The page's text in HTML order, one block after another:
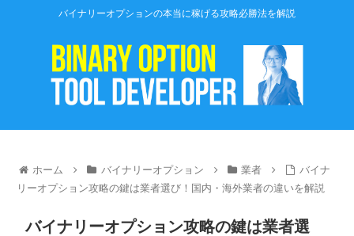
バイナリーオプションの本当に稼げる攻略必勝法を解説
ホーム バイナリーオプション 業者
バイナ
リーオプション攻略の鍵は業者選び！国内・海外業者の違いを解説
バイナリーオプション攻略の鍵は業者選